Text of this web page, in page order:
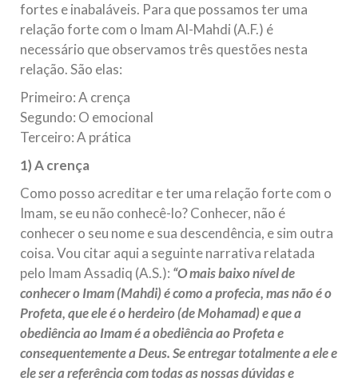
fortes e inabaláveis. Para que possamos ter uma
relação forte com o Imam Al-Mahdi (A.F.) é
necessário que observamos três questões nesta
relação. São elas:
Primeiro: A crença
Segundo: O emocional
Terceiro: A prática
1) A crença
Como posso acreditar e ter uma relação forte com o
Imam, se eu não conhecê-lo? Conhecer, não é
conhecer o seu nome e sua descendência, e sim outra
coisa. Vou citar aqui a seguinte narrativa relatada
pelo Imam Assadiq (A.S.): “O mais baixo nível de
conhecer o Imam (Mahdi) é como a profecia, mas não é o
Profeta, que ele é o herdeiro (de Mohamad) e que a
obediência ao Imam é a obediência ao Profeta e
consequentemente a Deus. Se entregar totalmente a ele e
ele ser a referência com todas as nossas dúvidas e